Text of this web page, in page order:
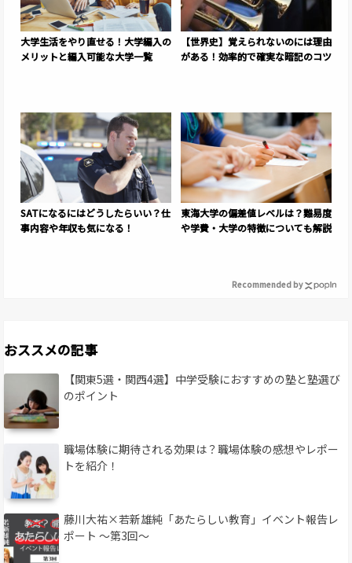
大学生活をやり直せる！大学編入の
メリットと編入可能な大学一覧
【世界史】覚えられないのには理由
がある！効率的で確実な暗記のコツ
SATになるにはどうしたらいい？仕
事内容や年収も気になる！
東海大学の偏差値レベルは？難易度
や学費・大学の特徴についても解説
Recommended by
おススメの記事
【関東5選・関西4選】中学受験におすすめの塾と塾選び
のポイント
職場体験に期待される効果は？職場体験の感想やレポー
トを紹介！
藤川大祐×若新雄純「あたらしい教育」イベント報告レ
ポート 〜第3回〜